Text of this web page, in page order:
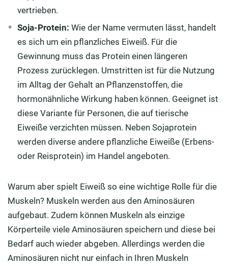
vertrieben.
Soja-Protein: Wie der Name vermuten lässt, handelt
es sich um ein pflanzliches Eiweiß. Für die
Gewinnung muss das Protein einen längeren
Prozess zurücklegen. Umstritten ist für die Nutzung
im Alltag der Gehalt an Pflanzenstoffen, die
hormonähnliche Wirkung haben können. Geeignet ist
diese Variante für Personen, die auf tierische
Eiweiße verzichten müssen. Neben Sojaprotein
werden diverse andere pflanzliche Eiweiße (Erbens-
oder Reisprotein) im Handel angeboten.
Warum aber spielt Eiweiß so eine wichtige Rolle für die
Muskeln? Muskeln werden aus den Aminosäuren
aufgebaut. Zudem können Muskeln als einzige
Körperteile viele Aminosäuren speichern und diese bei
Bedarf auch wieder abgeben. Allerdings werden die
Aminosäuren nicht nur einfach in Ihren Muskeln